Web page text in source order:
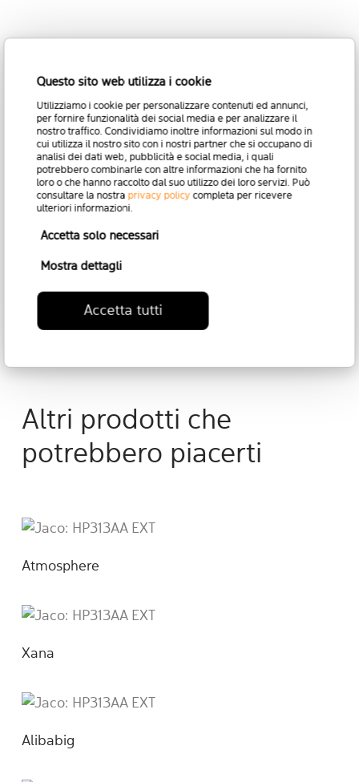
Questo sito web utilizza i cookie
Utilizziamo i cookie per personalizzare contenuti ed annunci,
per fornire funzionalità dei social media e per analizzare il
nostro traffico. Condividiamo inoltre informazioni sul modo in
cui utilizza il nostro sito con i nostri partner che si occupano di
analisi dei dati web, pubblicità e social media, i quali
potrebbero combinarle con altre informazioni che ha fornito
loro o che hanno raccolto dal suo utilizzo dei loro servizi. Può
consultare la nostra privacy policy completa per ricevere
ulteriori informazioni.
Accetta solo necessari
Mostra dettagli
Accetta tutti
MODELLI
PRESENTI IN
QUESTA
COLLEZIONE
Altri prodotti che
potrebbero piacerti
Atmosphere
Xana
Alibabig